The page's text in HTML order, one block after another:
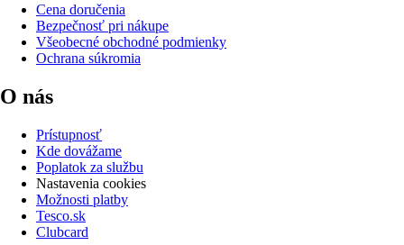
Cena doručenia
Bezpečnosť pri nákupe
Všeobecné obchodné podmienky
Ochrana súkromia
O nás
Prístupnosť
Kde dovážame
Poplatok za službu
Nastavenia cookies
Možnosti platby
Tesco.sk
Clubcard